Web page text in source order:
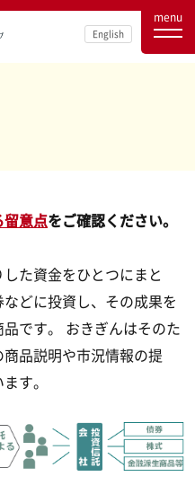
English
menu
留意点をご確認ください。
た資金をひとつにまと
どに投資し、その成果を
です。 おきぎんはそのた
品説明や市況情報の提
す。